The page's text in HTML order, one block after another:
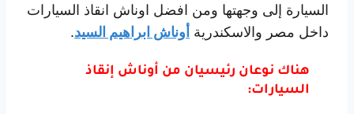
السيارة إلى وجهتها ومن افضل اوناش انقاذ السيارات
داخل مصر والاسكندرية أوناش ابراهيم السيد.
هناك نوعان رئيسيان من أوناش إنقاذ
السيارات: